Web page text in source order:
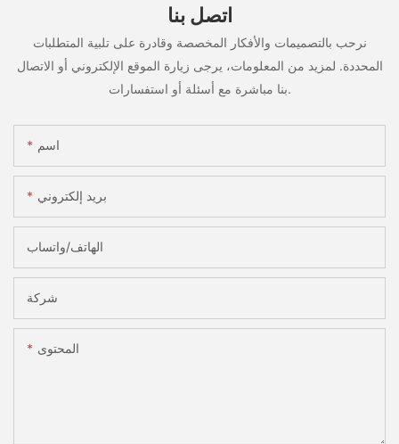
اتصل بنا
نرحب بالتصميمات والأفكار المخصصة وقادرة على تلبية المتطلبات
المحددة. لمزيد من المعلومات، يرجى زيارة الموقع الإلكتروني أو الاتصال
بنا مباشرة مع أسئلة أو استفسارات.
اسم
بريد إلكتروني
الهاتف/واتساب
شركة
المحتوى